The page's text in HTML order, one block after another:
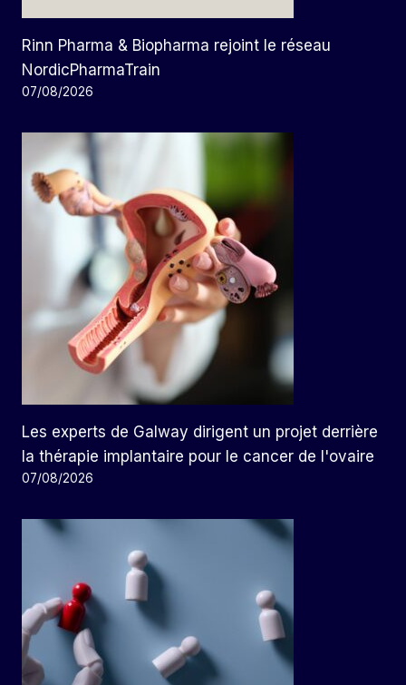
Rinn Pharma & Biopharma rejoint le réseau
NordicPharmaTrain
07/08/2026
Les experts de Galway dirigent un projet derrière
la thérapie implantaire pour le cancer de l'ovaire
07/08/2026